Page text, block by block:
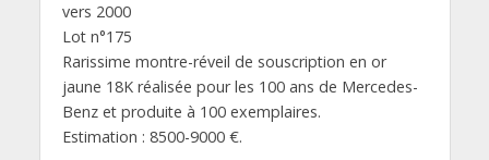
vers 2000
Lot n°175
Rarissime montre-réveil de souscription en or
jaune 18K réalisée pour les 100 ans de Mercedes-
Benz et produite à 100 exemplaires.
Estimation : 8500-9000 €.